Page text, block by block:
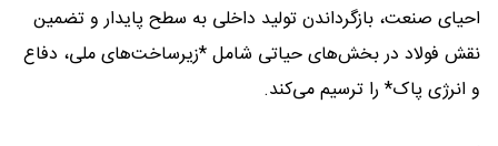
احیای صنعت، بازگرداندن تولید داخلی به سطح پایدار و تضمین
نقش فولاد در بخش‌های حیاتی شامل *زیرساخت‌های ملی، دفاع
و انرژی پاک* را ترسیم می‌کند.